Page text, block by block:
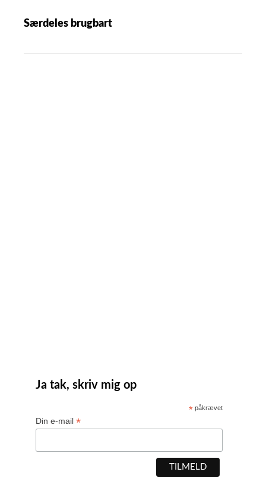
Særdeles brugbart
Ja tak, skriv mig op
*påkrævet
Din e-mail *